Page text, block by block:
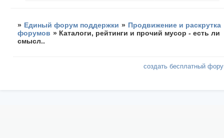
» Единый форум поддержки » Продвижение и раскрутка
форумов » Каталоги, рейтинги и прочий мусор - есть ли
смысл..
создать бесплатный